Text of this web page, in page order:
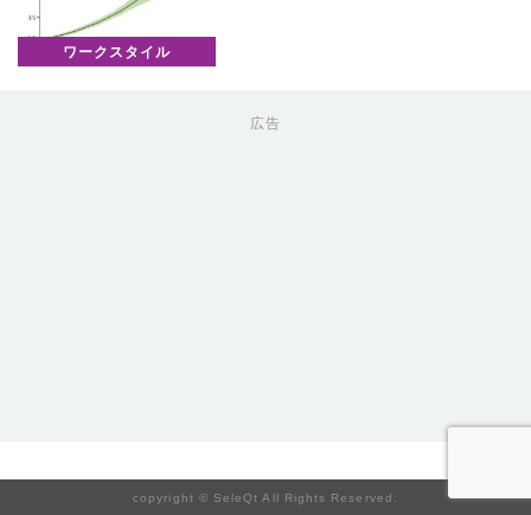
ワークスタイル
広告
copyright © SeleQt All Rights Reserved.